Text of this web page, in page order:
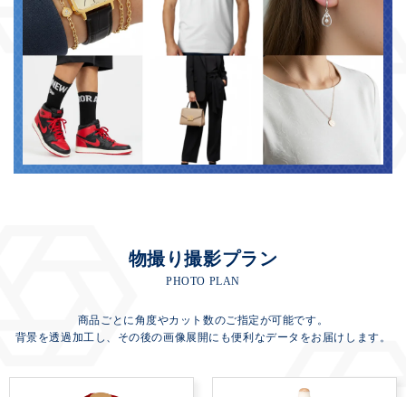
物撮り撮影プラン
PHOTO PLAN
商品ごとに角度やカット数のご指定が可能です。
背景を透過加工し、その後の画像展開にも便利なデータをお届けします。